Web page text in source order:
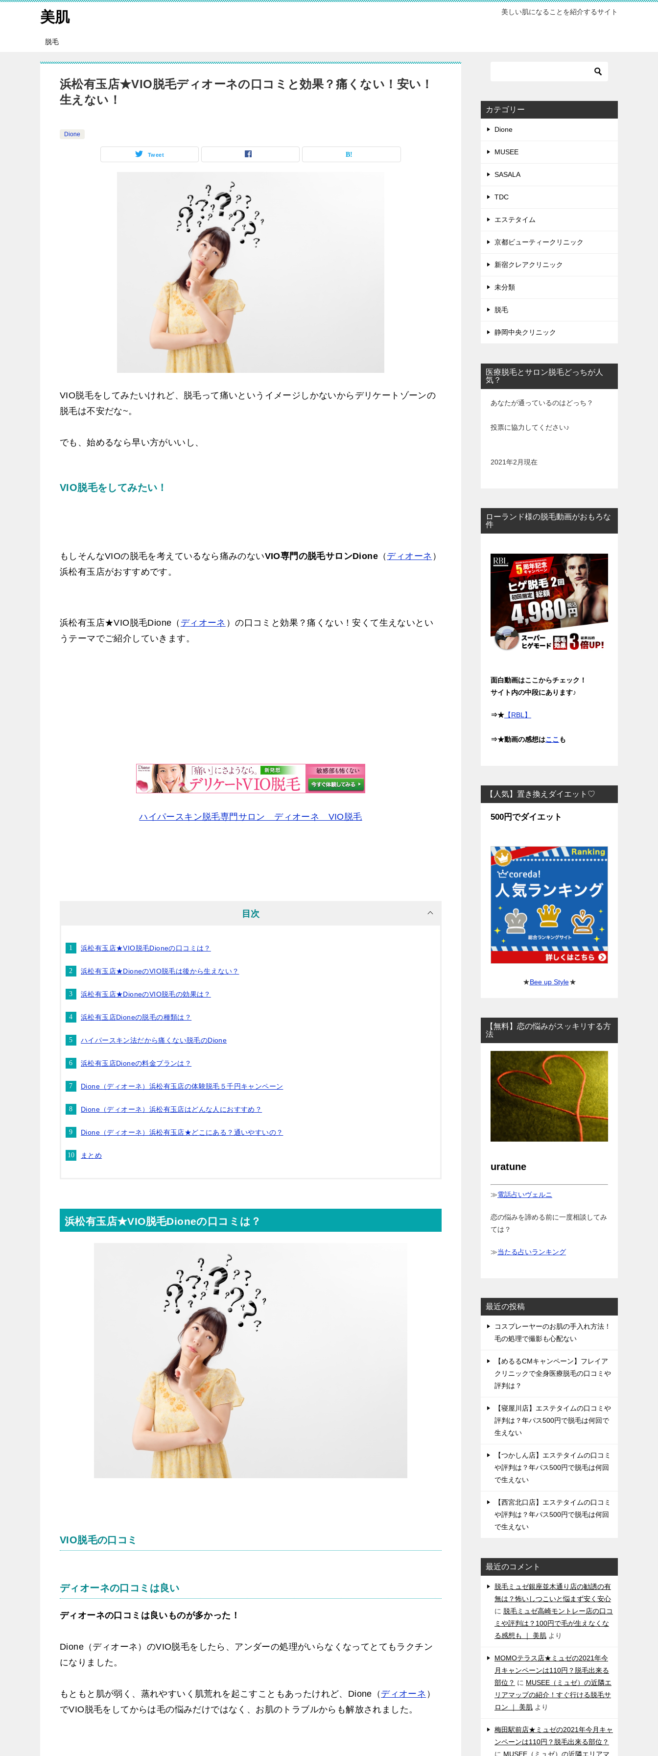
美肌 美しい肌になることを紹介するサイト
脱毛
浜松有玉店★VIO脱毛ディオーネの口コミと効果？痛くない！安い！
生えない！
Dione
Tweet
VIO脱毛をしてみたいけれど、脱毛って痛いというイメージしかないからデリケートゾーンの
脱毛は不安だな~。
でも、始めるなら早い方がいいし、
VIO脱毛をしてみたい！
もしそんなVIOの脱毛を考えているなら痛みのないVIO専門の脱毛サロンDione （ ディオーネ ）
浜松有玉店がおすすめです。
浜松有玉店★VIO脱毛Dione（ ディオーネ ）の口コミと効果？痛くない！安くて生えないとい
うテーマでご紹介していきます。
ハイパースキン脱毛専門サロン ディオーネ VIO脱毛
目次
浜松有玉店★VIO脱毛Dioneの口コミは？
浜松有玉店★DioneのVIO脱毛は後から生えない？
浜松有玉店★DioneのVIO脱毛の効果は？
浜松有玉店Dioneの脱毛の種類は？
ハイパースキン法だから痛くない脱毛のDione
浜松有玉店Dioneの料金プランは？
Dione（ディオーネ）浜松有玉店の体験脱毛５千円キャンペーン
Dione（ディオーネ）浜松有玉店はどんな人におすすめ？
Dione（ディオーネ）浜松有玉店★どこにある？通いやすいの？
まとめ
浜松有玉店★VIO脱毛Dioneの口コミは？
VIO脱毛の口コミ
ディオーネの口コミは良い
ディオーネの口コミは良いものが多かった！
Dione（ディオーネ）のVIO脱毛をしたら、アンダーの処理がいらなくなってとてもラクチン
になりました。
もともと肌が弱く、蒸れやすいく肌荒れを起こすこともあったけれど、Dione（ ディオーネ ）
でVIO脱毛をしてからは毛の悩みだけではなく、お肌のトラブルからも解放されました。
カテゴリー
Dione
MUSEE
SASALA
TDC
エステタイム
京都ビューティークリニック
新宿クレアクリニック
未分類
脱毛
静岡中央クリニック
医療脱毛とサロン脱毛どっちが人
気？
あなたが通っているのはどっち？
投票に協力してください♪
2021年2月現在
ローランド様の脱毛動画がおもろな
件
面白動画はここからチェック！
サイト内の中段にあります♪
⇒★ 【RBL】
⇒★動画の感想はここ も
【人気】置き換えダイエット♡
500円でダイエット
★Bee up Style★
【無料】恋の悩みがスッキリする方
法
uratune
≫電話占いヴェルニ
恋の悩みを諦める前に一度相談してみ
ては？
≫当たる占いランキング
最近の投稿
コスプレーヤーのお肌の手入れ方法！
毛の処理で撮影も心配ない
【めるるCMキャンペーン】フレイア
クリニックで全身医療脱毛の口コミや
評判は？
【寝屋川店】エステタイムの口コミや
評判は？年パス500円で脱毛は何回で
生えない
【つかしん店】エステタイムの口コミ
や評判は？年パス500円で脱毛は何回
で生えない
【西宮北口店】エステタイムの口コミ
や評判は？年パス500円で脱毛は何回
で生えない
最近のコメント
脱毛ミュゼ銀座並木通り店の勧誘の有
無は？怖いしつこいと悩まず安く安心
に 脱毛ミュゼ高崎モントレー店の口コ
ミや評判は？100円で毛が生えなくな
る感想も ｜ 美肌 より
MOMOテラス店★ミュゼの2021年今
月キャンペーンは110円？脱毛出来る
部位？ に MUSEE（ミュゼ）の近隣エ
リアマップの紹介！すぐ行ける脱毛サ
ロン ｜ 美肌 より
梅田駅前店★ミュゼの2021年今月キャ
ンペーンは110円？脱毛出来る部位？
に MUSEE（ミュゼ）の近隣エリアマ